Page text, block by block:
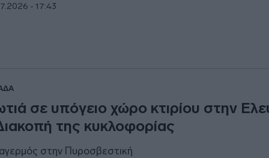
- 17:43
σε υπόγειο χώρο κτιρίου στην
της κυκλοφορίας
στην Πυροσβεστική